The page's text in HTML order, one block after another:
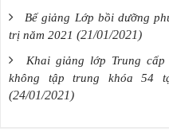
Bế giảng Lớp bồi dưỡng
trị năm 2021 (21/01/2021)
Khai giảng lớp Trung
không tập trung khóa 54
(24/01/2021)